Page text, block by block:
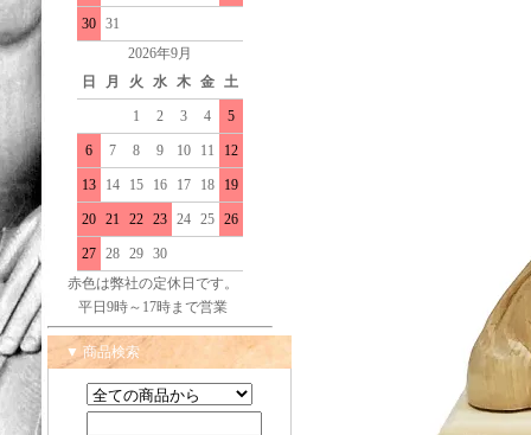
30 31
2026年9月
日
月 火 水 木 金 土
1 2 3 4 5
6 7 8 9 10 11 12
13 14 15 16 17 18 19
20 21 22 23 24 25 26
27 28 29 30
赤色は弊社の定休日です。
平日9時～17時まで営業
▼ 商品検索